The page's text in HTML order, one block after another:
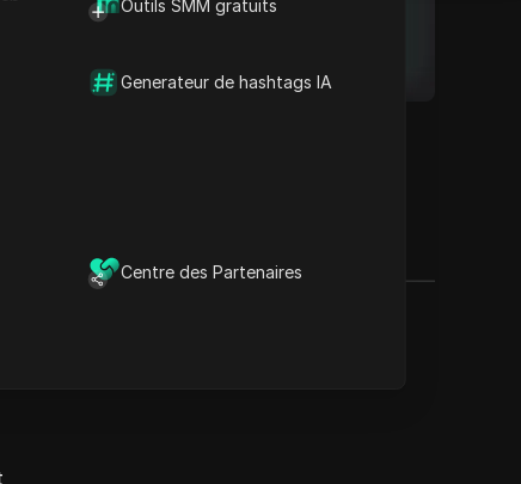
Outils SMM gratuits
Generateur de hashtags IA
Centre des Partenaires
RPA pour